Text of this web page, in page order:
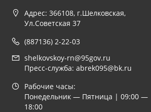
Адрес: 366108, г.Шелковская,
Ул.Советская 37
(887136) 2-22-03
shelkovskoy-rn@95gov.ru
Пресс-служба: abrek095@bk.ru
Рабочие часы:
Понедельник — Пятница | 09:00 —
18:00